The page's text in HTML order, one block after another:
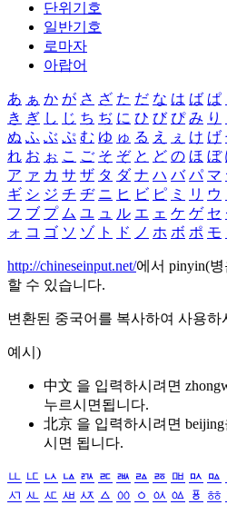
단위기호
일반기호
로마자
아랍어
あ ぁ か が さ ざ た だ な は ば ぱ
き ぎ し じ ち ぢ に ひ び ぴ み り
ぬ ふ ぶ ぷ む ゆ ゅ る え ぇ け げ
れ お ぉ こ ご そ ぞ と ど の ほ ぼ
ア ァ カ サ ザ タ ダ ナ ハ バ パ マ
ギ シ ジ チ ヂ ニ ヒ ビ ピ ミ リ ウ
フ ブ プ ム ユ ュ ル エ ェ ケ ゲ セ
ォ コ ゴ ソ ゾ ト ド ノ ホ ボ ポ モ
http://chineseinput.net/에서 pinyin(
할 수 있습니다.
변환된 중국어를 복사하여 사용하
예시)
中文 을 입력하시려면
누르시면됩니다.
北京 을 입력하시려면 beijing
시면 됩니다.
ㅥ ㅦ ㅧ ㅨ ㅩ ㅪ ㅫ ㅬ ㅭ ㅮ ㅯ ㅰ
ㅺ ㅻ ㅼ ㅽ ㅾ ㅿ ㆀ ㆁ ㆂ ㆃ ㆄ ㆅ